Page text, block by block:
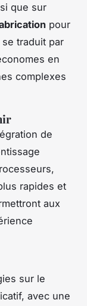
que sur
pour
traduit par
en
complexes
de
rapides et
aux
sur le
avec une